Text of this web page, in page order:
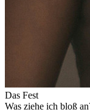
Das Fest
Was ziehe ich bloß